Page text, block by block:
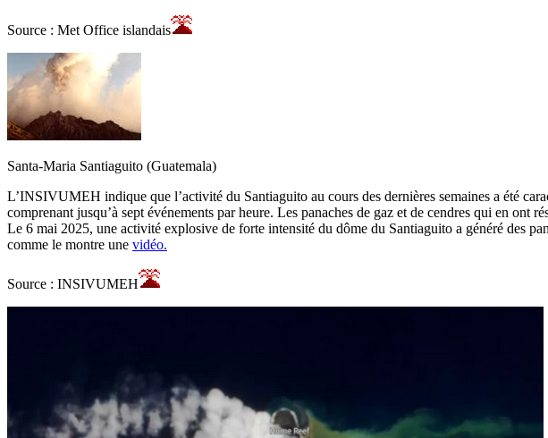
Source : Met Office islandais
Santa-Maria Santiaguito (Guatemala)
L’INSIVUMEH indique que l’activité du Santiaguito au cours des dernières semaines a été
comprenant jusqu’à sept événements par heure. Les panaches de gaz et de cendres qui en ont
Le 6 mai 2025, une activité explosive de forte intensité du dôme du Santiaguito a généré des
comme le montre une vidéo.
Source : INSIVUMEH